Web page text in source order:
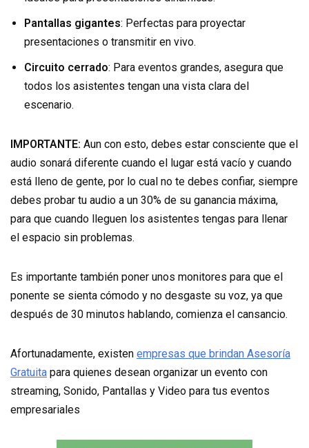
Pantallas gigantes: Perfectas para proyectar
presentaciones o transmitir en vivo.
Circuito cerrado: Para eventos grandes, asegura que
todos los asistentes tengan una vista clara del
escenario.
IMPORTANTE: Aun con esto, debes estar consciente que el
audio sonará diferente cuando el lugar está vacío y cuando
está lleno de gente, por lo cual no te debes confiar, siempre
debes probar tu audio a un 30% de su ganancia máxima,
para que cuando lleguen los asistentes tengas para llenar
el espacio sin problemas.
Es importante también poner unos monitores para que el
ponente se sienta cómodo y no desgaste su voz, ya que
después de 30 minutos hablando, comienza el cansancio.
Afortunadamente, existen empresas que brindan Asesoría
Gratuita para quienes desean organizar un evento con
streaming, Sonido, Pantallas y Video para tus eventos
empresariales